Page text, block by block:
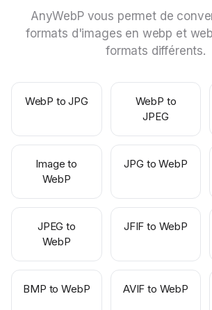
AnyWebP vous permet de
formats d'images en webp et
formats différents.
WebP to JPG
WebP to
JPEG
Image to
WebP
JPG to WebP
JPEG to
WebP
JFIF to WebP
BMP to WebP AVIF to WebP